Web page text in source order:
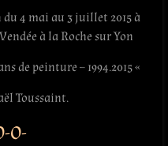
4 mai au 3 juillet 2015 à
à la Roche sur Yon
de peinture – 1994.2015 «
Toussaint.
O-